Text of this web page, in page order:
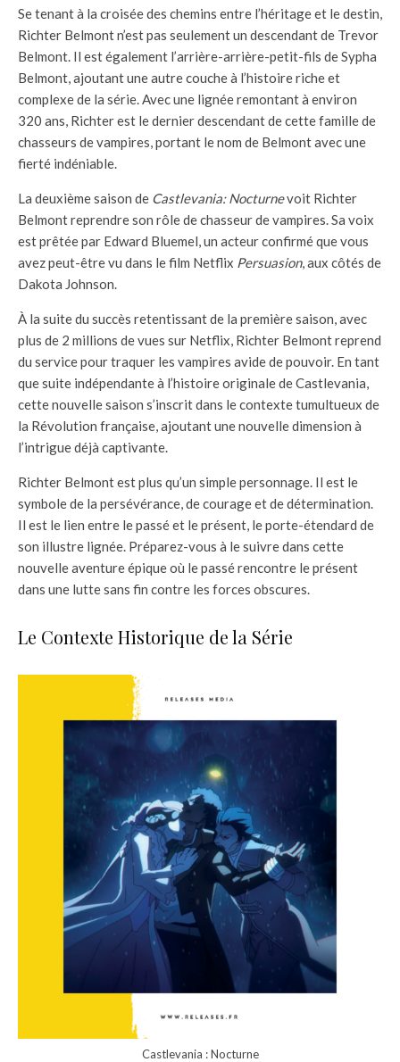
Se tenant à la croisée des chemins entre l’héritage et le destin,
Richter Belmont n’est pas seulement un descendant de Trevor
Belmont. Il est également l’arrière-arrière-petit-fils de Sypha
Belmont, ajoutant une autre couche à l’histoire riche et
complexe de la série. Avec une lignée remontant à environ
320 ans, Richter est le dernier descendant de cette famille de
chasseurs de vampires, portant le nom de Belmont avec une
fierté indéniable.
La deuxième saison de Castlevania: Nocturnevoit Richter
Belmont reprendre son rôle de chasseur de vampires. Sa voix
est prêtée par Edward Bluemel, un acteur confirmé que vous
avez peut-être vu dans le film Netflix Persuasion, aux côtés de
Dakota Johnson.
À la suite du succès retentissant de la première saison, avec
plus de 2 millions de vues sur Netflix, Richter Belmont reprend
du service pour traquer les vampires avide de pouvoir. En tant
que suite indépendante à l’histoire originale de Castlevania,
cette nouvelle saison s’inscrit dans le contexte tumultueux de
la Révolution française, ajoutant une nouvelle dimension à
l’intrigue déjà captivante.
Richter Belmont est plus qu’un simple personnage. Il est le
symbole de la persévérance, de courage et de détermination.
Il est le lien entre le passé et le présent, le porte-étendard de
son illustre lignée. Préparez-vous à le suivre dans cette
nouvelle aventure épique où le passé rencontre le présent
dans une lutte sans fin contre les forces obscures.
Le Contexte Historique de la Série
Castlevania : Nocturne